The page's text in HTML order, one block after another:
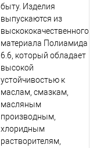
быту. Изделия
выпускаются из
выскококачественного
материала Полиамида
6.6, который обладает
высокой
устойчивостью к
маслам, смазкам,
масляным
производным,
хлоридным
растворителям,